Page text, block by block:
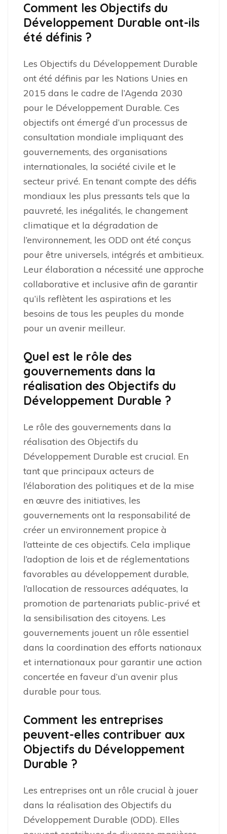
Comment les Objectifs du
Développement Durable ont-ils
été définis ?
Les Objectifs du Développement Durable
ont été définis par les Nations Unies en
2015 dans le cadre de l’Agenda 2030
pour le Développement Durable. Ces
objectifs ont émergé d’un processus de
consultation mondiale impliquant des
gouvernements, des organisations
internationales, la société civile et le
secteur privé. En tenant compte des défis
mondiaux les plus pressants tels que la
pauvreté, les inégalités, le changement
climatique et la dégradation de
l’environnement, les ODD ont été conçus
pour être universels, intégrés et ambitieux.
Leur élaboration a nécessité une approche
collaborative et inclusive afin de garantir
qu’ils reflètent les aspirations et les
besoins de tous les peuples du monde
pour un avenir meilleur.
Quel est le rôle des
gouvernements dans la
réalisation des Objectifs du
Développement Durable ?
Le rôle des gouvernements dans la
réalisation des Objectifs du
Développement Durable est crucial. En
tant que principaux acteurs de
l’élaboration des politiques et de la mise
en œuvre des initiatives, les
gouvernements ont la responsabilité de
créer un environnement propice à
l’atteinte de ces objectifs. Cela implique
l’adoption de lois et de réglementations
favorables au développement durable,
l’allocation de ressources adéquates, la
promotion de partenariats public-privé et
la sensibilisation des citoyens. Les
gouvernements jouent un rôle essentiel
dans la coordination des efforts nationaux
et internationaux pour garantir une action
concertée en faveur d’un avenir plus
durable pour tous.
Comment les entreprises
peuvent-elles contribuer aux
Objectifs du Développement
Durable ?
Les entreprises ont un rôle crucial à jouer
dans la réalisation des Objectifs du
Développement Durable (ODD). Elles